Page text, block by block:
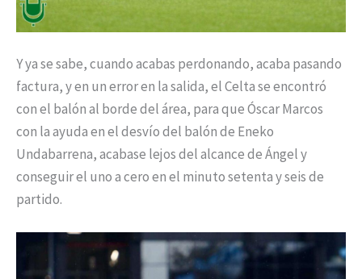
Y ya se sabe, cuando acabas perdonando, acaba pasando
factura, y en un error en la salida, el Celta se encontró
con el balón al borde del área, para que Óscar Marcos
con la ayuda en el desvío del balón de Eneko
Undabarrena, acabase lejos del alcance de Ángel y
conseguir el uno a cero en el minuto setenta y seis de
partido.